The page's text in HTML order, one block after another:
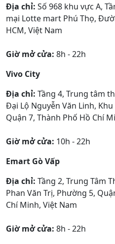
Địa chỉ: Số 968 khu vực A,
mại Lotte mart Phú Thọ,
HCM, Việt Nam
Giờ mở cửa: 8h - 22h
Vivo City
Địa chỉ: Tầng 4, Trung tâm
Đại Lộ Nguyễn Văn Linh,
Quận 7, Thành Phố Hồ Chí
Giờ mở cửa: 10h - 22h
Emart Gò Vấp
Địa chỉ: Tầng 2, Trung Tâm
Phan Văn Trị, Phường 5,
Chí Minh, Việt Nam
Giờ mở cửa: 8h - 22h